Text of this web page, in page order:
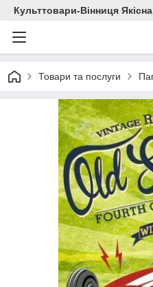
Культтовари-Вінниця
Товари та послуги